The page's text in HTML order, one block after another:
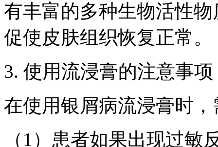
有丰富的多种生物活性
促使皮肤组织恢复正常。
3. 使用流浸膏的注意事项
在使用银屑病流浸膏时
（1）患者如果出现过